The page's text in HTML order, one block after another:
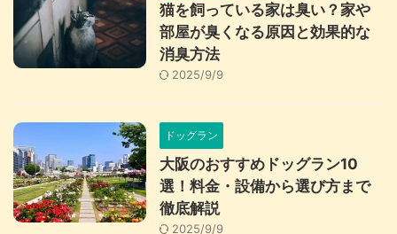
猫を飼っている家は臭い？家や
部屋が臭くなる原因と効果的な
消臭方法
2025/9/9
ドッグラン
大阪のおすすめドッグラン10
選！料金・設備から選び方まで
徹底解説
2025/9/9